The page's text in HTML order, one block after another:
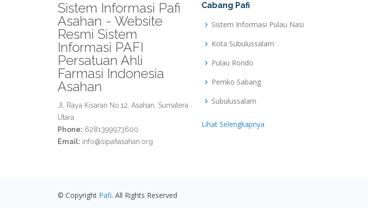
Sistem Informasi Pafi
Asahan - Website
Resmi Sistem
Informasi PAFI
Persatuan Ahli
Farmasi Indonesia
Asahan
Jl. Raya Kisaran No.12, Asahan, Sumatera
Utara
Phone: 6281399973600
Email: info@sipafiasahan.org
Cabang Pafi
Sistem Informasi Pulau Nasi
Kota Subulussalam
Pulau Rondo
Pemko Sabang
Subulussalam
Lihat Selengkapnya
© Copyright Pafi. All Rights Reserved